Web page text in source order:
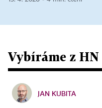
Vybíráme z HN
JAN KUBITA